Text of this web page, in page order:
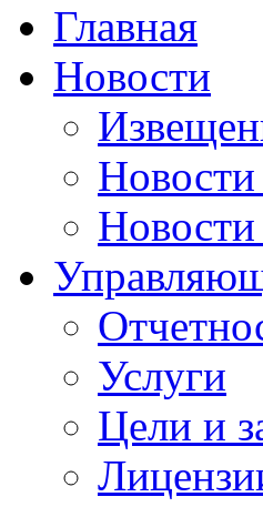
Главная
Новости
Новости
Услуги
Цели и